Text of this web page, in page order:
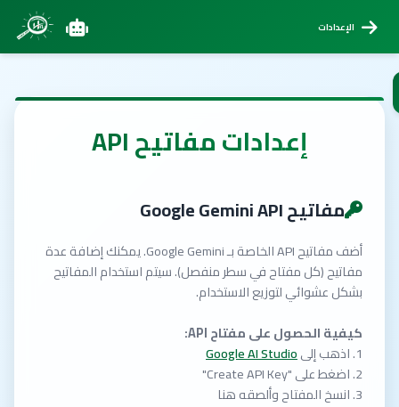
الإعدادات
إعدادات مفاتيح API
مفاتيح Google Gemini API
أضف مفاتيح API الخاصة بـ Google Gemini. يمكنك إضافة عدة
مفاتيح (كل مفتاح في سطر منفصل). سيتم استخدام المفاتيح
بشكل عشوائي لتوزيع الاستخدام.
كيفية الحصول على مفتاح API:
1. اذهب إلى
Google AI Studio
2. اضغط على "Create API Key"
3. انسخ المفتاح وألصقه هنا